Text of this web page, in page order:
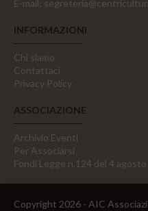
E-mail:
INFORMAZIONI
Chi siamo
Contattaci
Privacy Policy
ASSOCIAZIONE
Archivio Eventi
Per Associarsi
Fondi Legge n.124 del 4
Copyright 2026 - AIC